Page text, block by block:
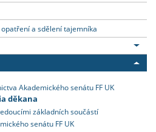
a sdělení tajemníka
Akademického senátu FF UK
děkana
základních součástí
senátu FF UK